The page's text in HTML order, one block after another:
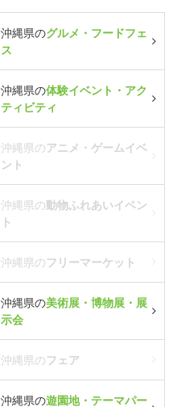
沖縄県のグルメ・フードフェ
ス
沖縄県の体験イベント・アク
ティビティ
沖縄県のアニメ・ゲームイベ
ント
沖縄県の動物ふれあいイベン
ト
沖縄県のフリーマーケット
沖縄県の美術展・博物展・展
示会
沖縄県のフェア
沖縄県の遊園地・テーマパー